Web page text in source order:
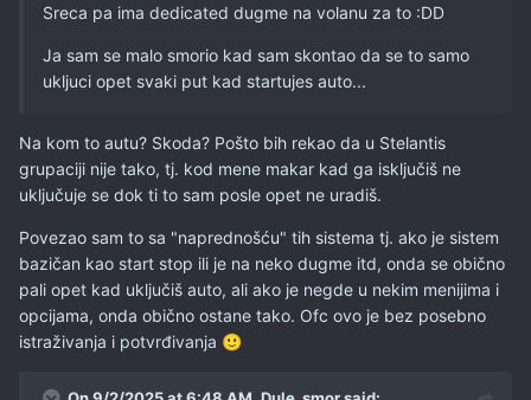
Sreca pa ima dedicated dugme na volanu za to :DD
Ja sam se malo smorio kad sam skontao da se to samo
ukljuci opet svaki put kad startujes auto...
Na kom to autu? Skoda? Pošto bih rekao da u Stelantis
grupaciji nije tako, tj. kod mene makar kad ga isključiš ne
uključuje se dok ti to sam posle opet ne uradiš.
Povezao sam to sa "naprednošću" tih sistema tj. ako je sistem
bazičan kao start stop ili je na neko dugme itd, onda se obično
pali opet kad uključiš auto, ali ako je negde u nekim menijima i
opcijama, onda obično ostane tako. Ofc ovo je bez posebno
istraživanja i potvrđivanja 🙂